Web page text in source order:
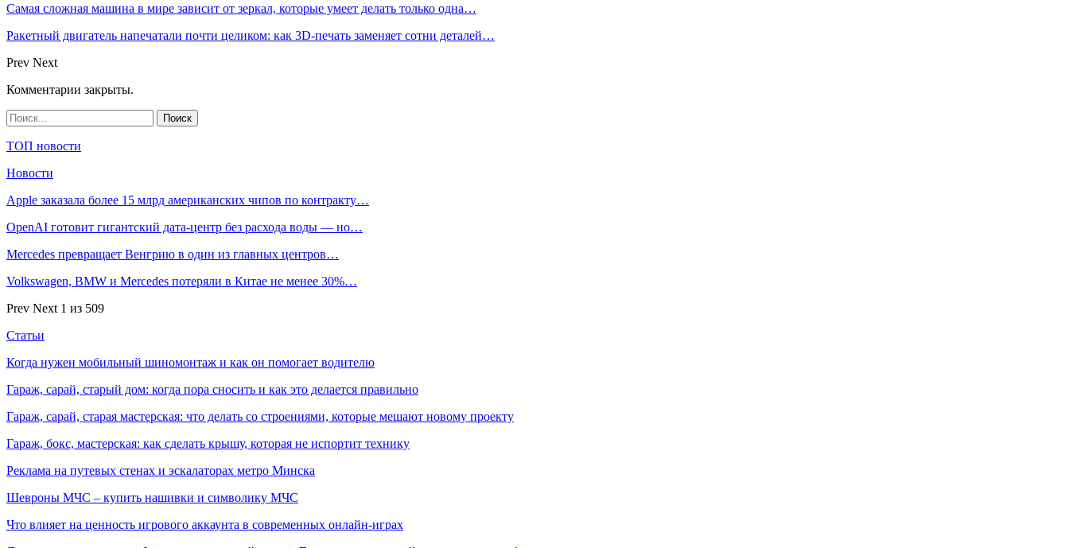
Самая сложная машина в мире зависит от зеркал, которые умеет делать только одна…
Ракетный двигатель напечатали почти целиком: как 3D-печать заменяет сотни деталей…
Prev Next
Комментарии закрыты.
ТОП новости
Новости
Apple заказала более 15 млрд американских чипов по контракту…
OpenAI готовит гигантский дата-центр без расхода воды — но…
Mercedes превращает Венгрию в один из главных центров…
Volkswagen, BMW и Mercedes потеряли в Китае не менее 30%…
Prev Next 1 из 509
Статьи
Когда нужен мобильный шиномонтаж и как он помогает водителю
Гараж, сарай, старый дом: когда пора сносить и как это делается правильно
Гараж, сарай, старая мастерская: что делать со строениями, которые мешают новому проекту
Гараж, бокс, мастерская: как сделать крышу, которая не испортит технику
Реклама на путевых стенах и эскалаторах метро Минска
Шевроны МЧС – купить нашивки и символику МЧС
Что влияет на ценность игрового аккаунта в современных онлайн-играх